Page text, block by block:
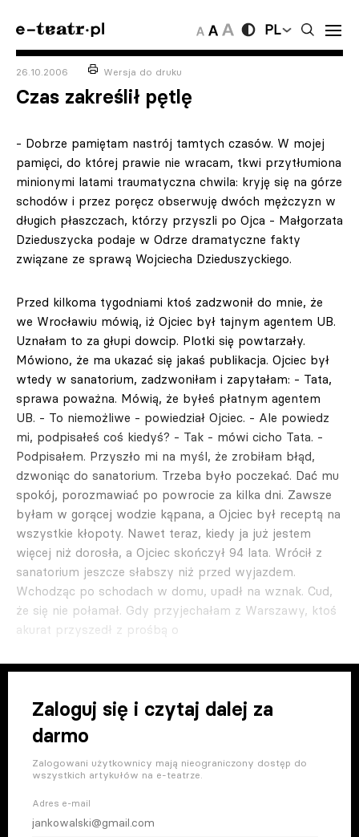
PL
26.10.2006 Wersja do druku
Czas zakreślił pętlę
- Dobrze pamiętam nastrój tamtych czasów. W mojej
pamięci, do której prawie nie wracam, tkwi przytłumiona
minionymi latami traumatyczna chwila: kryję się na górze
schodów i przez poręcz obserwuję dwóch mężczyzn w
długich płaszczach, którzy przyszli po Ojca - Małgorzata
Dzieduszycka podaje w Odrze dramatyczne fakty
związane ze sprawą Wojciecha Dzieduszyckiego.
Przed kilkoma tygodniami ktoś zadzwonił do mnie, że
we Wrocławiu mówią, iż Ojciec był tajnym agentem UB.
Uznałam to za głupi dowcip. Plotki się powtarzały.
Mówiono, że ma ukazać się jakaś publikacja. Ojciec był
wtedy w sanatorium, zadzwoniłam i zapytałam: - Tata,
sprawa poważna. Mówią, że byłeś płatnym agentem
UB. - To niemożliwe - powiedział Ojciec. - Ale powiedz
mi, podpisałeś coś kiedyś? - Tak - mówi cicho Tata. -
Podpisałem. Przyszło mi na myśl, że zrobiłam błąd,
dzwoniąc do sanatorium. Trzeba było poczekać. Dać mu
spokój, porozmawiać po powrocie za kilka dni. Zawsze
byłam w gorącej wodzie kąpana, a Ojciec był receptą na
wszystkie kłopoty. Nawet teraz, kiedy ja już jestem
więcej niż dorosła, a Ojciec skończył 94 lata. Wrócił z
sanatorium jeszcze słabszy niż przed wyjazdem.
Wchodząc po schodach w domu, upadł na wznak. Cud,
że się nie połamał. Gdy przyjechałam z Warszawy, ktoś
akurat przyszedł z prośbą o
Zaloguj się i czytaj dalej za
darmo
Zalogowani użytkownicy mają nieograniczony dostęp do
wszystkich artykułów na e-teatrze.
Adres e-mail